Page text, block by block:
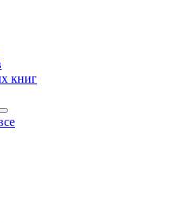
книг